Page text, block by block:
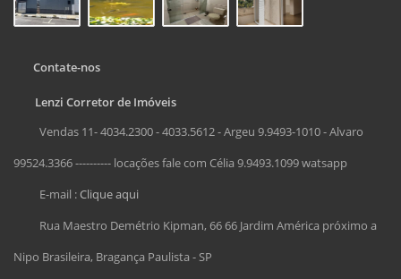
Contate-nos
Lenzi Corretor de Imóveis
Vendas 11- 4034.2300 - 4033.5612 - Argeu 9.9493-1010 - Alvaro
99524.3366 ---------- locações fale com Célia 9.9493.1099 watsapp
E-mail :Clique aqui
Rua Maestro Demétrio Kipman, 66 66 Jardim América próximo a
Nipo Brasileira, Bragança Paulista - SP